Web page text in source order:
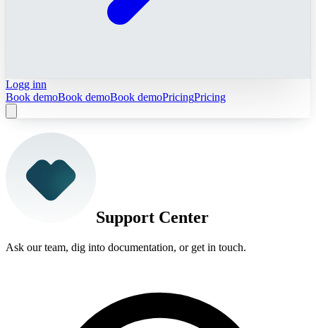
Logg inn
Book demoBook demoBook demoPricingPricing
Support Center
Ask our team, dig into documentation, or get in touch.